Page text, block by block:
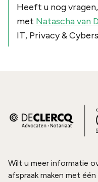
Heeft u nog
met Natascha van
IT, Privacy &
Wilt u meer informatie
afspraak maken met